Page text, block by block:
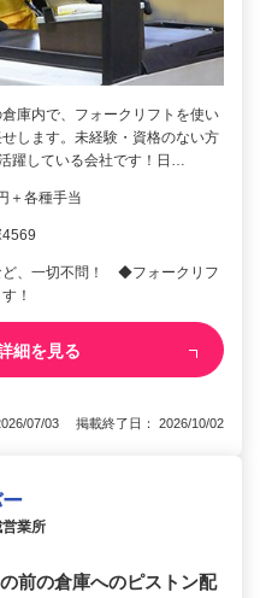
庫内で、フォークリフトを使い
します。未経験・資格のない方
躍している会社です！日…
＋各種手当
ど、一切不問！ ◆フォークリフ
！
細を見る
07/03 掲載終了日： 2026/10/02
業所
前の倉庫へのピストン配